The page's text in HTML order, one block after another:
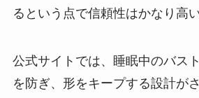
るという点で信頼性はかなり高い
公式サイトでは、睡眠中のバス
を防ぎ、形をキープする設計が